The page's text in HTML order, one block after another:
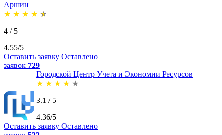
Аршин
★ ★ ★ ★ ★
4 / 5
4.55/5
Оставить заявку Оставлено
заявок 729
Городской Центр Учета и Экономии Ресурсов
★ ★ ★ ★ ★
3.1 / 5
4.36/5
Оставить заявку Оставлено